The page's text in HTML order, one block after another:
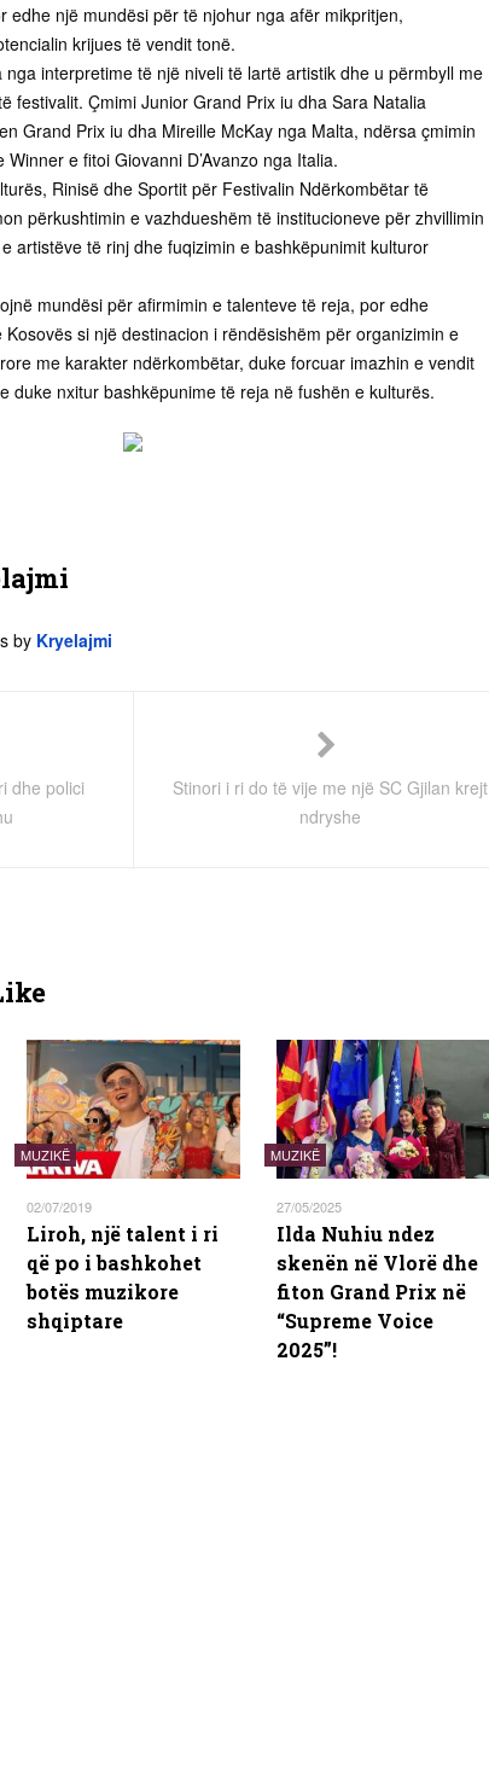
edhe një mundësi për të njohur nga afër mikpritjen,
krijues të vendit tonë.
interpretime të një niveli të lartë artistik dhe u përmbyll me
festivalit. Çmimi Junior Grand Prix iu dha Sara Natalia
Grand Prix iu dha Mireille McKay nga Malta, ndërsa çmimin
e fitoi Giovanni D’Avanzo nga Italia.
Rinisë dhe Sportit për Festivalin Ndërkombëtar të
përkushtimin e vazhdueshëm të institucioneve për zhvillimin
artistëve të rinj dhe fuqizimin e bashkëpunimit kulturor
mundësi për afirmimin e talenteve të reja, por edhe
si një destinacion i rëndësishëm për organizimin e
me karakter ndërkombëtar, duke forcuar imazhin e vendit
duke nxitur bashkëpunime të reja në fushën e kulturës.
by Kryelajmi
dhe polici
Stinori i ri do të vije me një SC Gjilan krejt
ndryshe
MUZIKË
02/07/2019
Liroh, një talent i ri
që po i bashkohet
botës muzikore
shqiptare
MUZIKË
27/05/2025
Ilda Nuhiu ndez
skenën në Vlorë dhe
fiton Grand Prix në
“Supreme Voice
2025”!